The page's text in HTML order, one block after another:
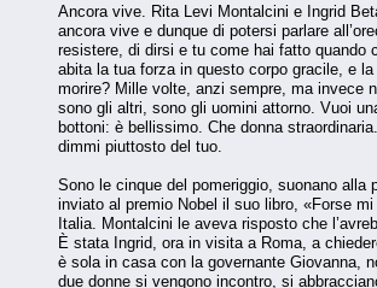
Ancora vive. Rita Levi Montalcini e Ingrid
ancora vive e dunque di potersi parlare
resistere, di dirsi e tu come hai fatto quando
abita la tua forza in questo corpo gracile, e
morire? Mille volte, anzi sempre, ma invece
sono gli altri, sono gli uomini attorno. Vuoi
bottoni: è bellissimo. Che donna
dimmi piuttosto del tuo.
Sono le cinque del pomeriggio, suonano
inviato al premio Nobel il suo libro, «Forse
Italia. Montalcini le aveva risposto che
È stata Ingrid, ora in visita a Roma, a
è sola in casa con la governante Giovanna,
due donne si vengono incontro, si